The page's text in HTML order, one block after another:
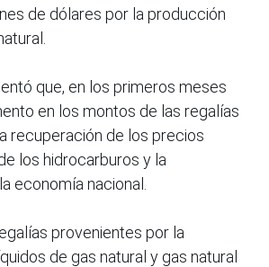
de dólares por la producción
que, en los primeros meses
en los montos de las regalías
recuperación de los precios
los hidrocarburos y la
economía nacional.
provenientes por la
de gas natural y gas natural